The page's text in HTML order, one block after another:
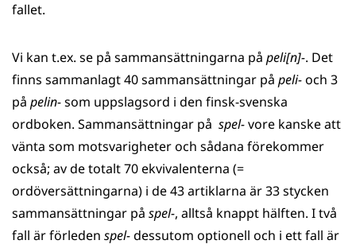
fallet.
Vi kan t.ex. se på sammansättningarna på peli[n]-. Det
finns sammanlagt 40 sammansättningar på peli-och 3
på pelin-som uppslagsord i den finsk-svenska
ordboken. Sammansättningar på spel-vore kanske att
vänta som motsvarigheter och sådana förekommer
också; av de totalt 70 ekvivalenterna (=
ordöversättningarna) i de 43 artiklarna är 33 stycken
sammansättningar på spel-, alltså knappt hälften. I två
fall är förleden spel-dessutom optionell och i ett fall är